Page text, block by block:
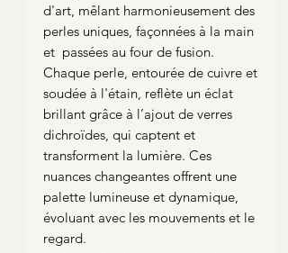
d'art, mêlant harmonieusement des
perles uniques, façonnées à la main
et passées au four de fusion.
Chaque perle, entourée de cuivre et
soudée à l'étain, reflète un éclat
brillant grâce à l’ajout de verres
dichroïdes, qui captent et
transforment la lumière. Ces
nuances changeantes offrent une
palette lumineuse et dynamique,
évoluant avec les mouvements et le
regard.